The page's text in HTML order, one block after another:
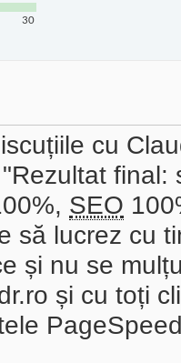
30
cu
SEO
să lucrez cu
și nu se
și cu toți